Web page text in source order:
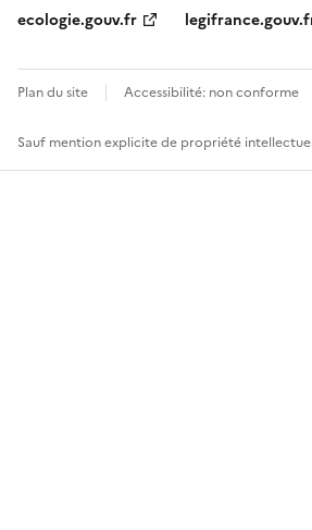
ecologie.gouv.fr
Plan du site Accessibilité: non conforme
Sauf mention explicite de propriété